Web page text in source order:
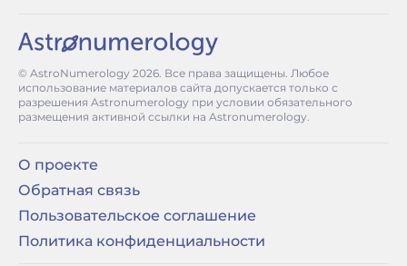
© AstroNumerology 2026. Все права защищены. Любое
использование материалов сайта допускается только с
разрешения Astronumerology при условии обязательного
размещения активной ссылки на Astronumerology.
О проекте
Обратная связь
Пользовательское соглашение
Политика конфиденциальности